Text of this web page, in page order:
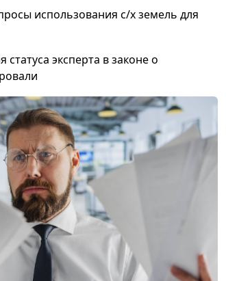
использования с/х земель для
эксперта в законе о